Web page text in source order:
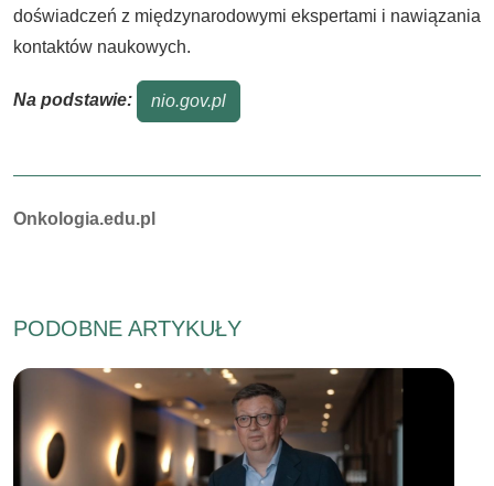
doświadczeń z międzynarodowymi ekspertami i nawiązania
kontaktów naukowych.
Na podstawie: nio.gov.pl
Autorzy:
Onkologia.edu.pl
PODOBNE ARTYKUŁY